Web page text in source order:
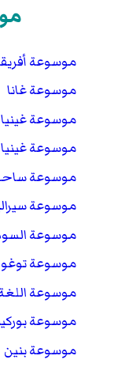
موسوعة
موسوعة غانا
موسوعة غينيا
موسوعة
موسوعة
موسوعة
موسوعة
موسوعة توغو
موسوعة
موسوعة
موسوعة بنين